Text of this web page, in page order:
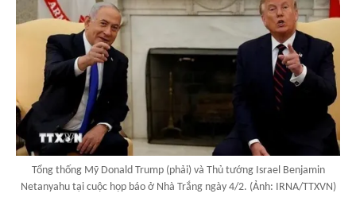
Tổng thống Mỹ Donald Trump (phải) và Thủ tướng Israel Benjamin
Netanyahu tại cuộc họp báo ở Nhà Trắng ngày 4/2. (Ảnh: IRNA/TTXVN)